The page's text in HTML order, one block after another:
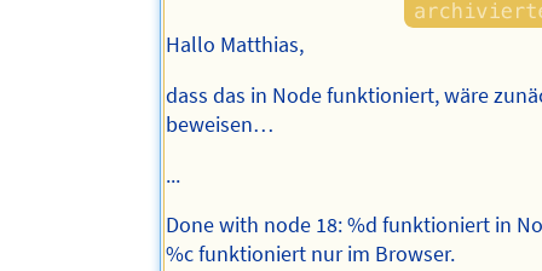
Hallo Matthias,
dass das in Node funktioniert, wäre
beweisen…
...
Done with node 18: %d funktioniert in
%c funktioniert nur im Browser.